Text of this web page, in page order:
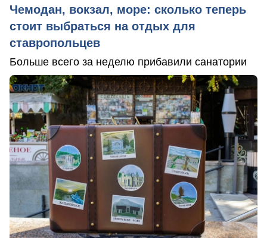
Чемодан, вокзал, море: сколько теперь
стоит выбраться на отдых для
ставропольцев
Больше всего за неделю прибавили санатории